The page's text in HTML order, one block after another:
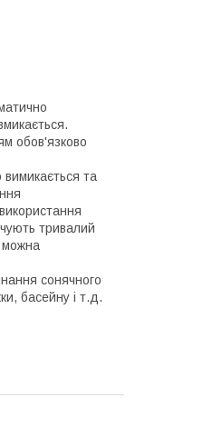
обов'язково
та
тривалий
можна
сонячного
басейну і т.д.